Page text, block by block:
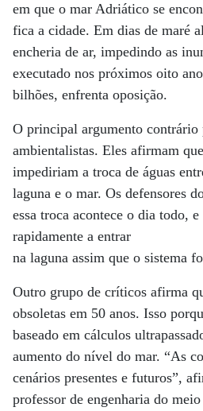
em que o mar Adriático se
fica a cidade. Em dias de maré
encheria de ar, impedindo as
executado nos próximos oito
bilhões, enfrenta oposição.
O principal argumento contrário
ambientalistas. Eles afirmam
impediriam a troca de águas
laguna e o mar. Os defensores
essa troca acontece o dia todo,
rapidamente a entrar
na laguna assim que o sistema
Outro grupo de críticos afirma
obsoletas em 50 anos. Isso
baseado em cálculos
aumento do nível do mar. “As
cenários presentes e futuros”,
professor de engenharia do